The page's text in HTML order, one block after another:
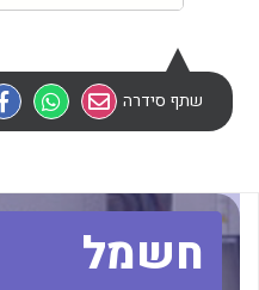
לכל מוצרי היצרן
שתף סידרה
חשמל